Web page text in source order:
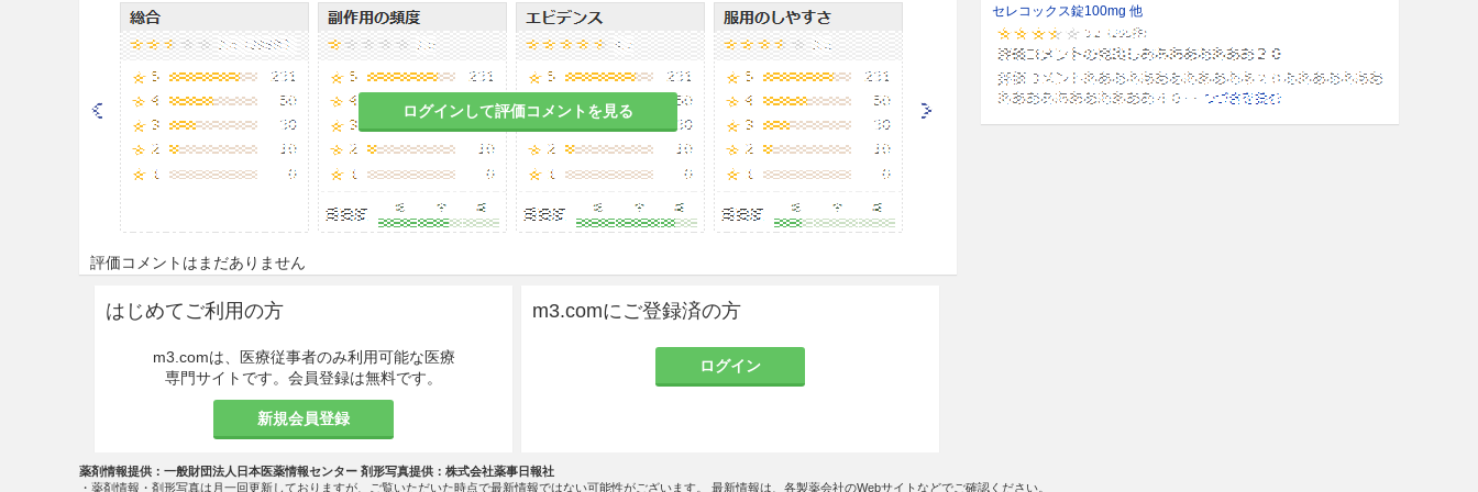
＜手術部位（手術野）の皮膚の消毒＞
手術前局所皮膚面をベンザルコニウム塩化物0.1％溶液で約5分間洗い、その後ベ
ンザルコニウム塩化物0.2％溶液を塗布する。
＜手術部位（手術野）の粘膜の消毒、皮膚・粘膜の創傷部位の消毒＞
ベンザルコニウム塩化物0.01〜0.025％溶液を用いる。
＜感染皮膚面の消毒＞
ベンザルコニウム塩化物0.01％溶液を用いる。
＜医療機器の消毒＞
ベンザルコニウム塩化物0.1％溶液に10分間浸漬するか、または厳密に消毒する際
は、器具を予め2％炭酸ナトリウム水溶液で洗い、その後ベンザルコニウム塩化物
0.1％溶液中で15分間煮沸する。
ログインして評価コメントを見る
評価コメントはまだありません
はじめてご利用の方
m3.comは、医療従事者のみ利用可能な医療
専門サイトです。会員登録は無料です。
新規会員登録
m3.comにご登録済の方
ログイン
セレコックス錠100mg 他
薬剤情報提供：一般財団法人日本医薬情報センター 剤形写真提供：株式会社薬事日報社
・薬剤情報・剤形写真は月一回更新しておりますが、ご覧いただいた時点で最新情報ではない可能性がございます。 最新情報は、各製薬会社のWebサイトなどでご確認ください。